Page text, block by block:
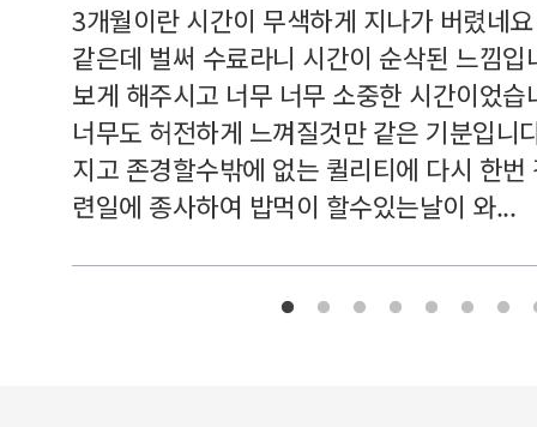
3개월이란 시간이 무색하게 지나가 버렸네
같은데 벌써 수료라니 시간이 순삭된 느낌
보게 해주시고 너무 너무 소중한 시간이었
너무도 허전하게 느껴질것만 같은 기분입니
지고 존경할수밖에 없는 퀼리티에 다시 한
련일에 종사하여 밥먹이 할수있는날이 와...